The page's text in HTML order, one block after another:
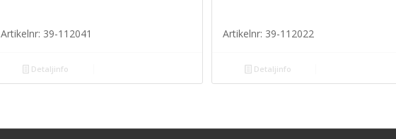
Artikelnr: 39-112041
Detaljinfo
Artikelnr: 39-112022
Detaljinfo